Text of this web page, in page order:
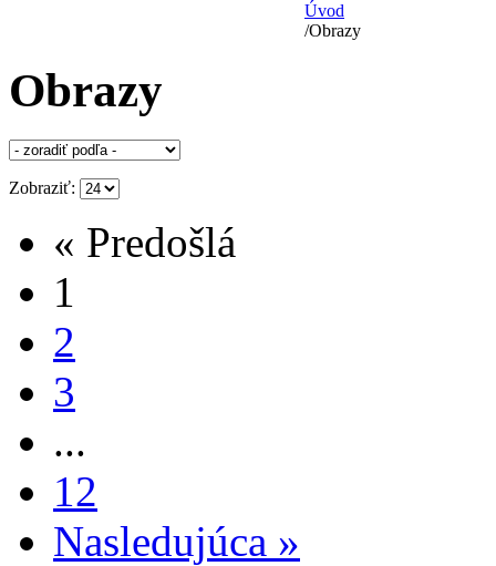
Úvod
/Obrazy
Obrazy
Zobraziť:
« Predošlá
1
2
3
...
12
Nasledujúca »